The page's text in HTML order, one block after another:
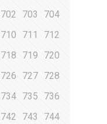
702 703
704
710 711
712
718 719
720
726 727 728
734 735
736
742 743
744